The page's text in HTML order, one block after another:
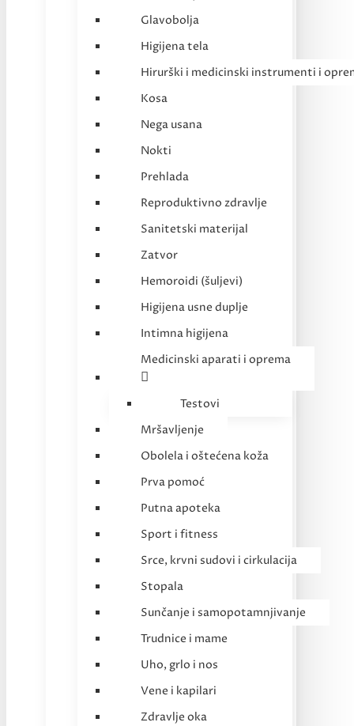
Glavobolja
Higijena tela
Hirurški i medicinski instrumenti i
Kosa
Nega usana
Nokti
Prehlada
Reproduktivno zdravlje
Sanitetski materijal
Zatvor
Hemoroidi (šuljevi)
Higijena usne duplje
Intimna higijena
Medicinski aparati i oprema
Testovi
Mršavljenje
Obolela i oštećena koža
Prva pomoć
Putna apoteka
Sport i fitness
Srce, krvni sudovi i cirkulacija
Stopala
Sunčanje i samopotamnjivanje
Trudnice i mame
Uho, grlo i nos
Vene i kapilari
Zdravlje oka